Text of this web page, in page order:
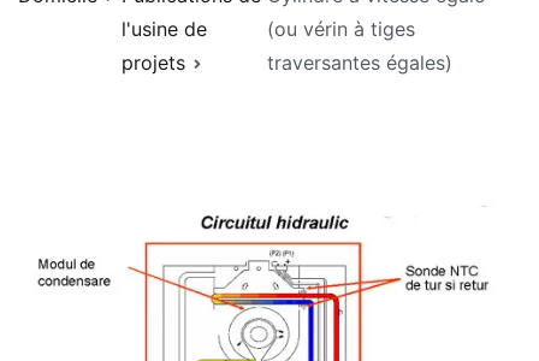
l'usine de
projets
(ou vérin à tiges
traversantes égales)